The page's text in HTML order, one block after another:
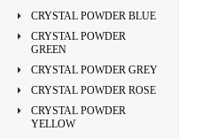
CRYSTAL POWDER BLUE
CRYSTAL POWDER
GREEN
CRYSTAL POWDER GREY
CRYSTAL POWDER ROSE
CRYSTAL POWDER
YELLOW